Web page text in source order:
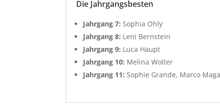
Die Jahrgangsbesten
Jahrgang 7:Sophia Ohly
Jahrgang 8: Leni Bernstein
Jahrgang 9: Luca Haupt
Jahrgang 10: Melina Wolter
Jahrgang 11: Sophie Grande, Marco